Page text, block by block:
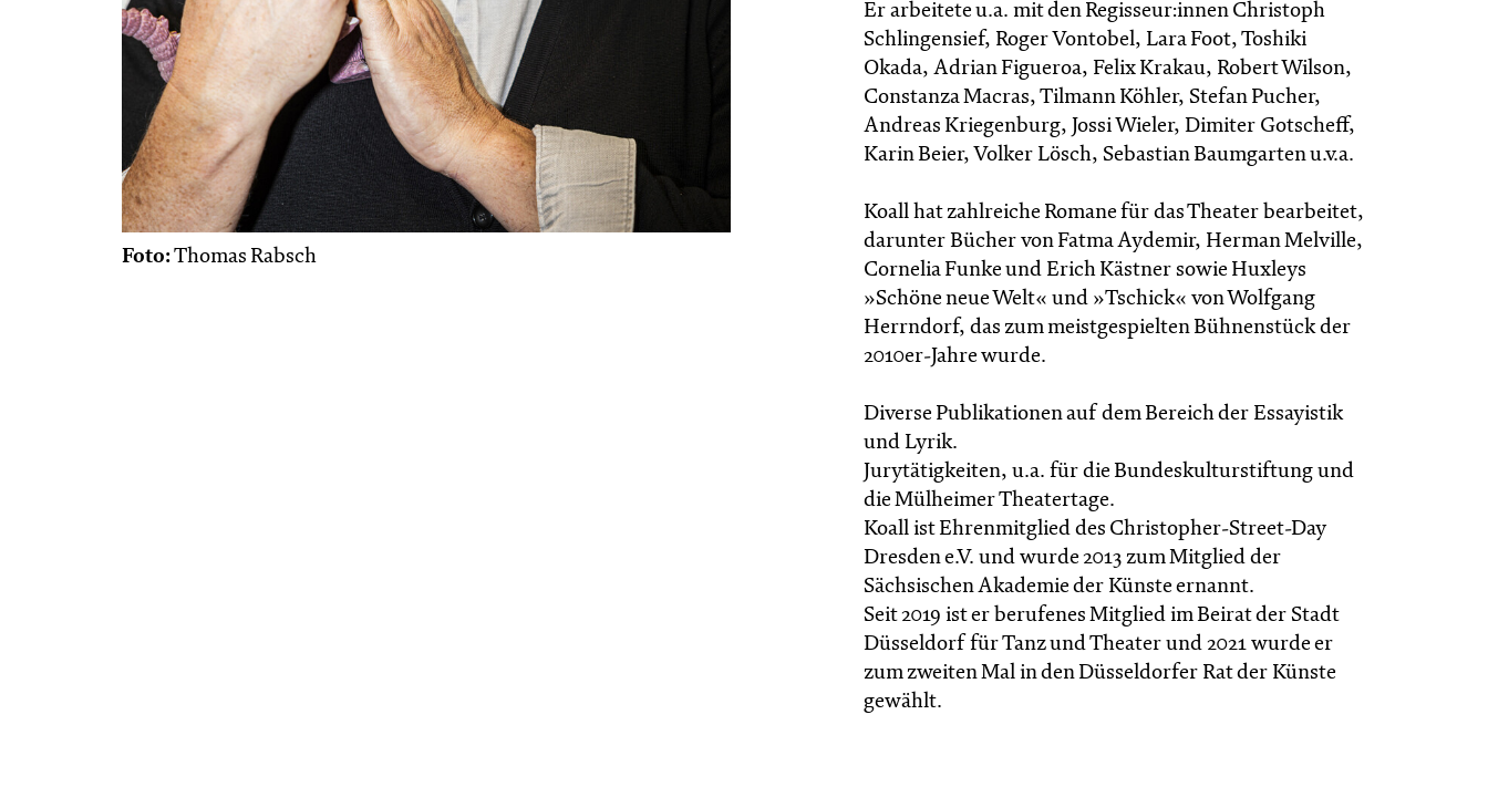
Foto:Thomas Rabsch
Er arbeitete u.a. mit den Regisseur:innen Christoph
Schlingensief, Roger Vontobel, Lara Foot, Toshiki
Okada, Adrian Figueroa, Felix Krakau, Robert Wilson,
Constanza Macras, Tilmann Köhler, Stefan Pucher,
Andreas Kriegenburg, Jossi Wieler, Dimiter Gotscheff,
Karin Beier, Volker Lösch, Sebastian Baumgarten u.v.a.
Koall hat zahlreiche Romane für das Theater bearbeitet,
darunter Bücher von Fatma Aydemir, Herman Melville,
Cornelia Funke und Erich Kästner sowie Huxleys
»Schöne neue Welt« und »Tschick« von Wolfgang
Herrndorf, das zum meistgespielten Bühnenstück der
2010er-Jahre wurde.
Diverse Publikationen auf dem Bereich der Essayistik
und Lyrik.
Jurytätigkeiten, u.a. für die Bundeskulturstiftung und
die Mülheimer Theatertage.
Koall ist Ehrenmitglied des Christopher-Street-Day
Dresden e.V. und wurde 2013 zum Mitglied der
Sächsischen Akademie der Künste ernannt.
Seit 2019 ist er berufenes Mitglied im Beirat der Stadt
Düsseldorf für Tanz und Theater und 2021 wurde er
zum zweiten Mal in den Düsseldorfer Rat der Künste
gewählt.